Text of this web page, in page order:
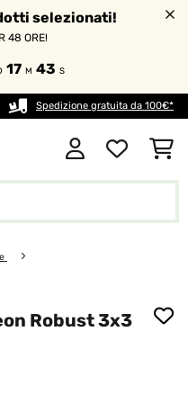
selezionati!
48 ORE!
17 M 42 S
Spedizione gratuita da 100€*
Robust 3x3